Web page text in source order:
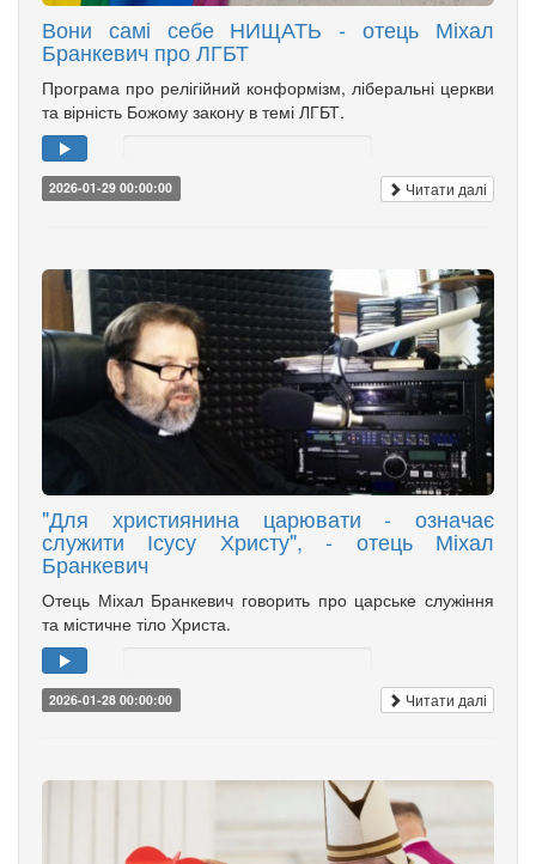
Вони самі себе НИЩАТЬ - отець Міхал
Бранкевич про ЛГБТ
Програма про релігійний конформізм, ліберальні церкви
та вірність Божому закону в темі ЛГБТ.
2026-01-29 00:00:00 Читати далі
"Для християнина царювати - означає
служити Ісусу Христу", - отець Міхал
Бранкевич
Отець Міхал Бранкевич говорить про царське служіння
та містичне тіло Христа.
2026-01-28 00:00:00 Читати далі